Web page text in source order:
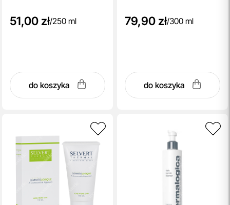
51,00 zł/250 ml
do koszyka
79,90 zł/300 ml
do koszyka